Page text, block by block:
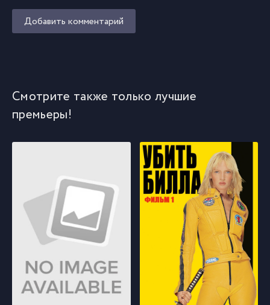
Добавить комментарий
Смотрите также только лучшие
премьеры!